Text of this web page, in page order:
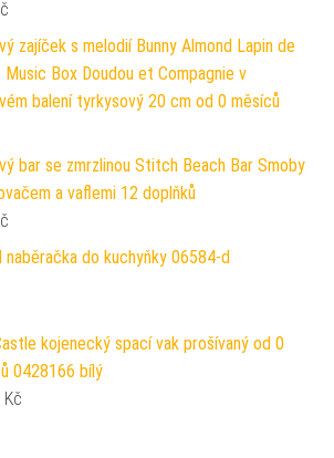
zajíček s melodií Bunny Almond Lapin de
Music Box Doudou et Compagnie v
balení tyrkysový 20 cm od 0 měsíců
bar se zmrzlinou Stitch Beach Bar Smoby
a vaflemi 12 doplňků
naběračka do kuchyňky 06584-d
kojenecký spací vak prošívaný od 0
0428166 bílý
Kč